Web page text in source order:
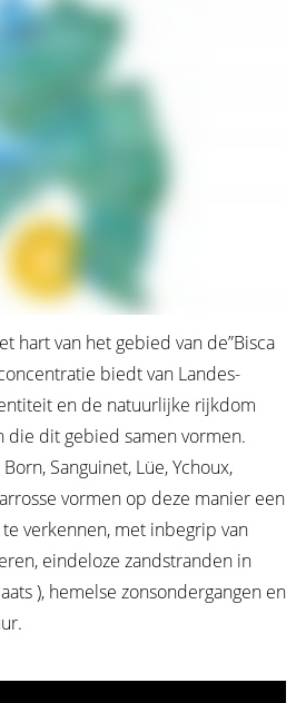
hart van het gebied van de”Bisca
biedt van Landes-
en de natuurlijke rijkdom
die dit gebied samen vormen.
Sanguinet, Lüe, Ychoux,
vormen op deze manier een
verkennen, met inbegrip van
eindeloze zandstranden in
), hemelse zonsondergangen en